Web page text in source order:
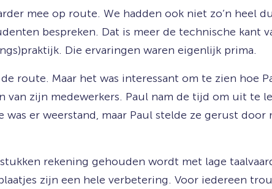
mee op route. We hadden ook niet zo’n heel
bespreken. Dat is meer de technische kant
Die ervaringen waren eigenlijk prima.
route. Maar het was interessant om te zien hoe
van zijn medewerkers. Paul nam de tijd om uit te
er weerstand, maar Paul stelde ze gerust
rekening gehouden wordt met lage
zijn een hele verbetering. Voor iedereen